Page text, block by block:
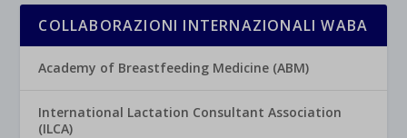
COLLABORAZIONI INTERNAZIONALI WABA
Academy of Breastfeeding Medicine (ABM)
International Lactation Consultant Association
(ILCA)